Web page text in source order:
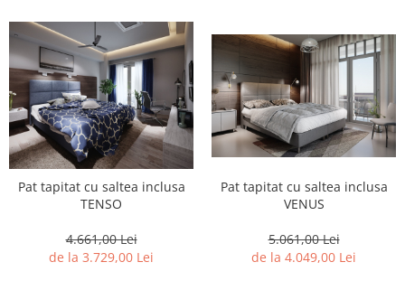
Pat tapitat cu saltea inclusa
TENSO
4.661,00 Lei
de la 3.729,00 Lei
Pat tapitat cu saltea inclusa
VENUS
5.061,00 Lei
de la 4.049,00 Lei